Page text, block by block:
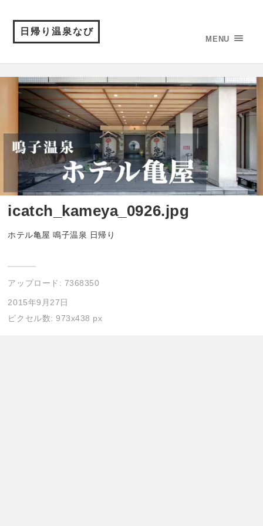
日帰り温泉なび
MENU
icatch_kameya_0926.jpg
ホテル亀屋 鳴子温泉 日帰り
アップロード: 7368350
2015年9月27日
ピクセル数: 973x438 px